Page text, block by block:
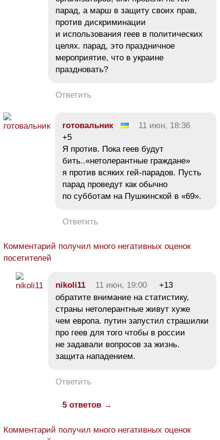
парад, а марш в защиту своих прав,
против дискриминации
и использования геев в политических
целях. парад, это праздничное
мероприятие, что в украине
праздновать?
Ответить
готовальник
11 июн, 18:36
+5
Я против. Пока геев будут
бить..«нетолерантные граждане»
я против всяких гей-парадов. Пусть
парад проведут как обычно
по субботам на Пушкинской в «69».
Ответить
Комментарий получил много негативных оценок
посетителей
nikoli11 11 июн, 19:00
+13
обратите внимание на статистику,
страны нетолерантные живут хуже
чем европа. путин запустил страшилки
про геев для того чтобы в россии
не задавали вопросов за жизнь.
защита нападением.
Ответить
5 ответов →
Комментарий получил много негативных оценок